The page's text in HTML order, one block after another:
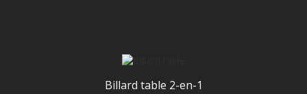
Billard table 2-en-1